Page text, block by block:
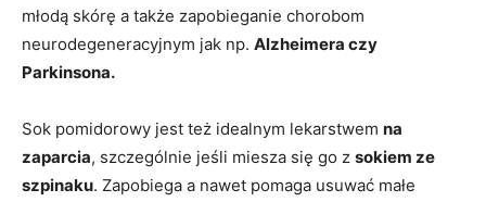
młodą skórę a także zapobieganie chorobom
neurodegeneracyjnym jak np. Alzheimera czy
Parkinsona.
Sok pomidorowy jest też idealnym lekarstwem na
zaparcia, szczególnie jeśli miesza się go z sokiem ze
szpinaku. Zapobiega a nawet pomaga usuwać małe